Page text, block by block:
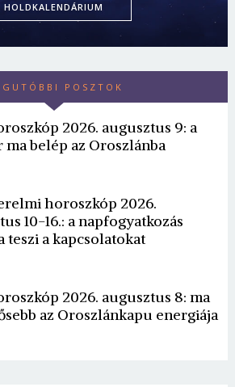
HOLDKALENDÁRIUM
POSZTOK
2026. augusztus 9: a
belép az Oroszlánba
horoszkóp 2026.
10-16.: a napfogyatkozás
teszi a kapcsolatokat
2026. augusztus 8: ma
az Oroszlánkapu energiája
bejelentkezés